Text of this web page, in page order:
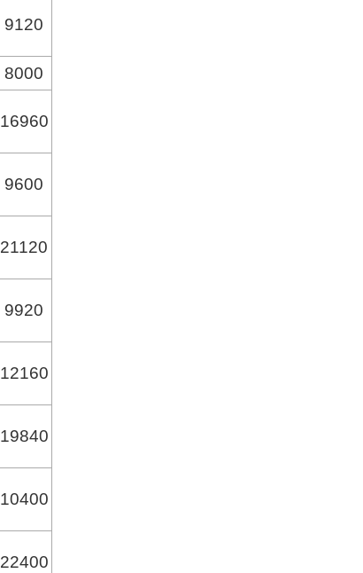
9120
8000
16960
9600
21120
9920
12160
19840
10400
22400